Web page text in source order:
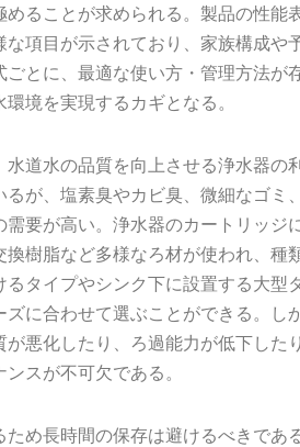
ることが求められる。製品の性能
項目が示されており、家族構成や
とに、最適な使い方・管理方法が
境を実現するカギとなる。
道水の品質を向上させる浄水器の
が、塩素臭やカビ臭、微細なゴミ
要が高い。浄水器のカートリッジ
樹脂など多様なろ材が使われ、種
タイプやシンク下に設置する大型
に合わせて選ぶことができる。し
悪化したり、ろ過能力が低下した
スが不可欠である。
め長時間の保存は避けるべきであ